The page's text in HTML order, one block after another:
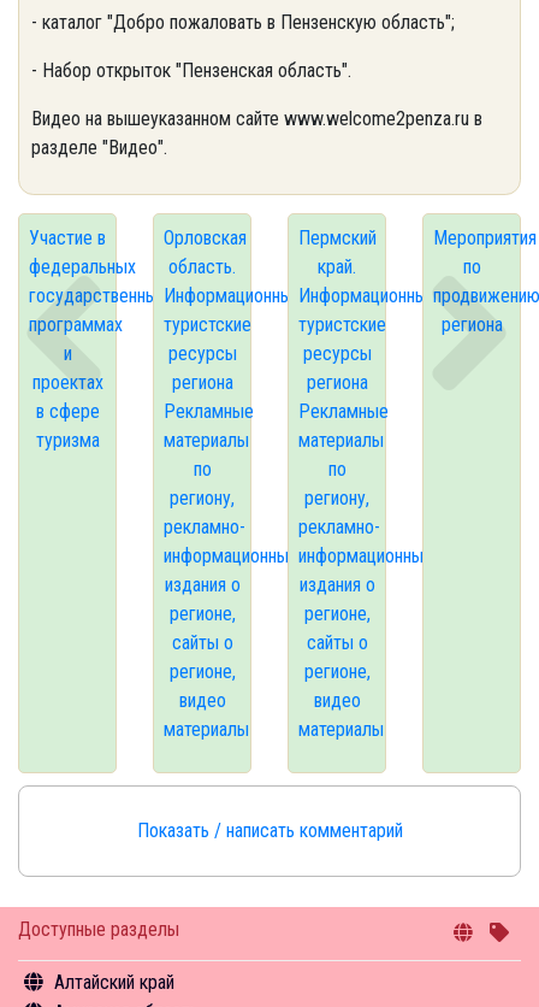
Доступные разделы
Алтайский край
- каталог "Добро пожаловать в Пензенскую область";
- Набор открыток "Пензенская область".
Видео на вышеуказанном сайте www.welcome2penza.ru в
разделе "Видео".
Участие в
федеральных
государственных
программах
и
проектах
в сфере
туризма
Орловская
область.
Информационные
туристские
ресурсы
региона
Рекламные
материалы
по
региону,
рекламно-
информационные
издания о
регионе,
сайты о
регионе,
видео
материалы
Пермский
край.
Информационные
туристские
ресурсы
региона
Рекламные
материалы
по
региону,
рекламно-
информационные
издания о
регионе,
сайты о
регионе,
видео
материалы
Мероприятия
по
продвижению
региона
Показать / написать комментарий